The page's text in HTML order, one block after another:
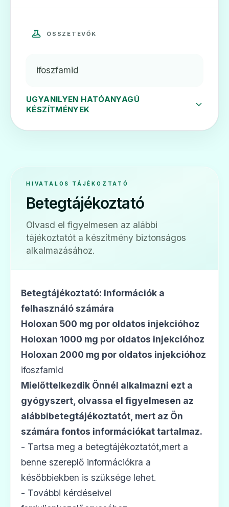
ÖSSZETEVŐK
ifoszfamid
UGYANILYEN HATÓANYAGÚ
KÉSZÍTMÉNYEK
HIVATALOS TÁJÉKOZTATÓ
Betegtájékoztató
Olvasd el figyelmesen az alábbi
tájékoztatót a készítmény biztonságos
alkalmazásához.
Betegtájékoztató: Információk a
felhasználó számára
Holoxan 500 mg por oldatos injekcióhoz
Holoxan 1000 mg por oldatos injekcióhoz
Holoxan 2000 mg por oldatos injekcióhoz
ifoszfamid
Mielőttelkezdik Önnél alkalmazni ezt a
gyógyszert, olvassa el figyelmesen az
alábbibetegtájékoztatót, mert az Ön
számára fontos információkat tartalmaz.
- Tartsa meg a betegtájékoztatót,mert a
benne szereplő információkra a
későbbiekben is szüksége lehet.
- További kérdéseivel